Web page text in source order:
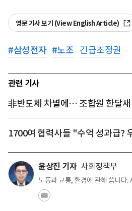
영문 기사 보기 (View English Article)
#삼성전자 #노조 긴급조정권
관련 기사
非반도체 차별에… 조합원 한달새
1700여 협력사들 "수억 성과급?
윤상진 기자 사회정책부
노동과 교통, 환경에 관해 씁니